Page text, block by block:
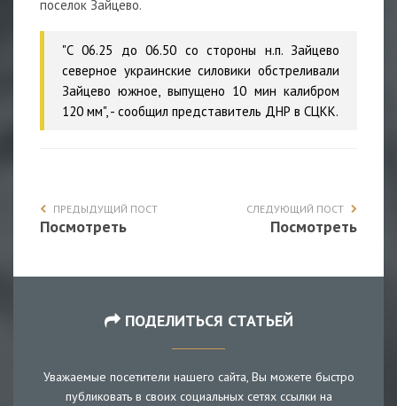
поселок Зайцево.
"С 06.25 до 06.50 со стороны н.п. Зайцево
северное украинские силовики обстреливали
Зайцево южное, выпущено 10 мин калибром
120 мм", - сообщил представитель ДНР в СЦКК.
ПРЕДЫДУЩИЙ ПОСТ
Посмотреть
СЛЕДУЮЩИЙ ПОСТ
Посмотреть
ПОДЕЛИТЬСЯ СТАТЬЕЙ
Уважаемые посетители нашего сайта, Вы можете быстро
публиковать в своих социальных сетях ссылки на